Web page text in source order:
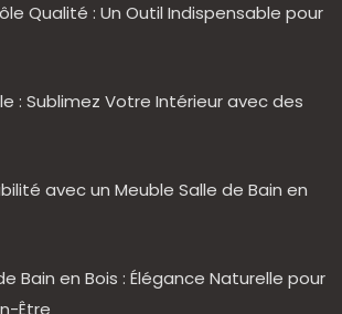
Qualité : Un Outil Indispensable pour
: Sublimez Votre Intérieur avec des
avec un Meuble Salle de Bain en
Bain en Bois : Élégance Naturelle pour
Être